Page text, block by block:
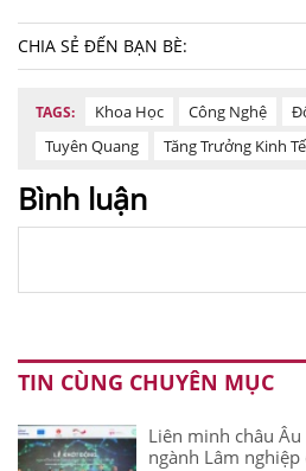
CHIA SẺ ĐẾN BẠN BÈ:
TAGS: Khoa Học Công Nghệ
Tuyên Quang
Tăng Trưởng Kinh Tế
Bình luận
TIN CÙNG CHUYÊN MỤC
Liên minh châu
ngành Lâm